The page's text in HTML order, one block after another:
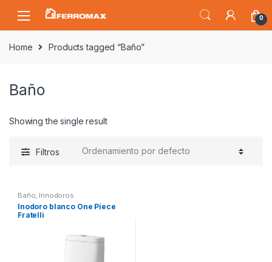
la
navegación
contenido
0
Home Products tagged “Baño”
Baño
Showing the single result
Filtros
Baño, Innodoros
Inodoro blanco One Piece
Fratelli